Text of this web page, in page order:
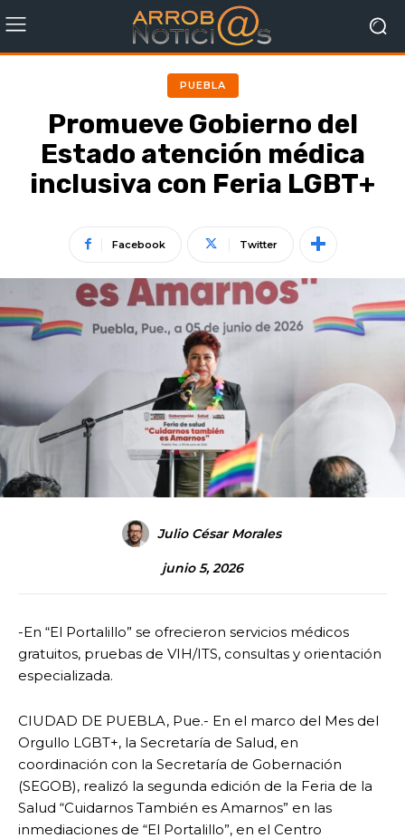
PUEBLA
Promueve Gobierno del
Estado atención médica
inclusiva con Feria LGBT+
Facebook Twitter
Julio César Morales
junio 5, 2026
-En “El Portalillo” se ofrecieron servicios médicos
gratuitos, pruebas de VIH/ITS, consultas y orientación
especializada.
CIUDAD DE PUEBLA, Pue.- En el marco del Mes del
Orgullo LGBT+, la Secretaría de Salud, en
coordinación con la Secretaría de Gobernación
(SEGOB), realizó la segunda edición de la Feria de la
Salud “Cuidarnos También es Amarnos” en las
inmediaciones de “El Portalillo”, en el Centro